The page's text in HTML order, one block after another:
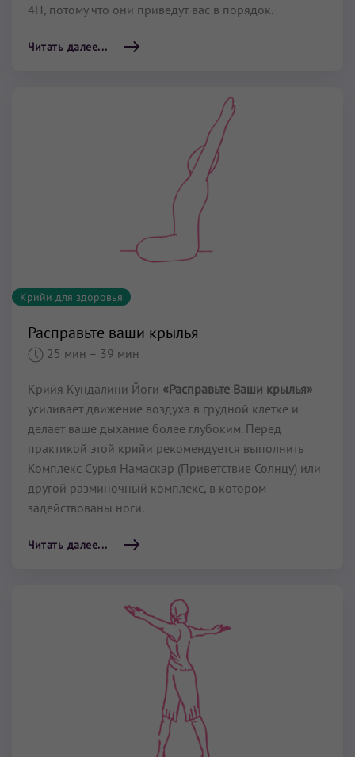
4П, потому что они приведут вас в порядок.
Читать далее...
Крийи для здоровья
Расправьте ваши крылья
25 мин – 39 мин
Крийя Кундалини Йоги «Расправьте Ваши крылья»
усиливает движение воздуха в грудной клетке и
делает ваше дыхание более глубоким. Перед
практикой этой крийи рекомендуется выполнить
Комплекс Сурья Намаскар (Приветствие Солнцу) или
другой разминочный комплекс, в котором
задействованы ноги.
Читать далее...